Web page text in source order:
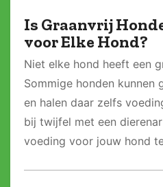
Is Graanvrij
voor Elke Hond?
Niet elke hond heeft een
Sommige honden kunnen
en halen daar zelfs
bij twijfel met een
voeding voor jouw hond